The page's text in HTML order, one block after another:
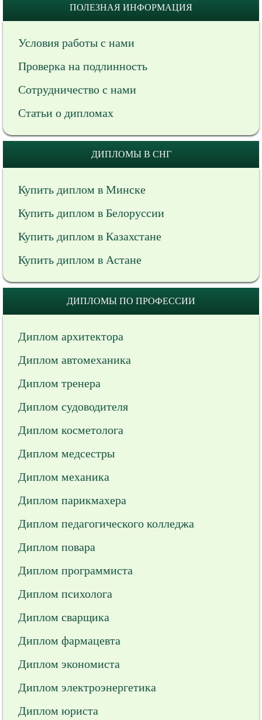
ПОЛЕЗНАЯ ИНФОРМАЦИЯ
Условия работы с нами
Проверка на подлинность
Сотрудничество с нами
Статьи о дипломах
ДИПЛОМЫ В СНГ
Купить диплом в Минске
Купить диплом в Белоруссии
Купить диплом в Казахстане
Купить диплом в Астане
ДИПЛОМЫ ПО ПРОФЕССИИ
Диплом архитектора
Диплом автомеханика
Диплом тренера
Диплом судоводителя
Диплом косметолога
Диплом медсестры
Диплом механика
Диплом парикмахера
Диплом педагогического колледжа
Диплом повара
Диплом программиста
Диплом психолога
Диплом сварщика
Диплом фармацевта
Диплом экономиста
Диплом электроэнергетика
Диплом юриста